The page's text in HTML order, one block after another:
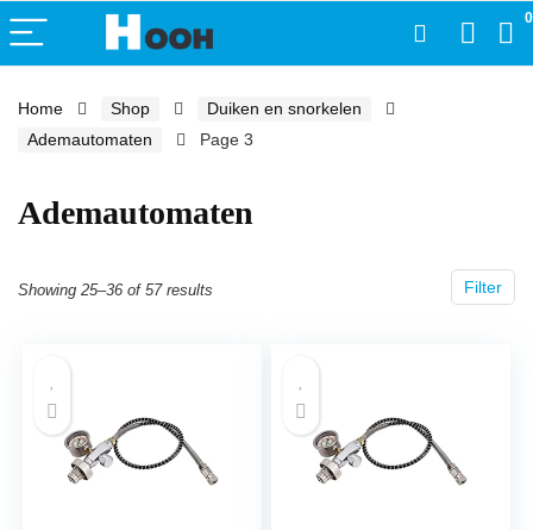
0
Home Shop
Duiken en snorkelen
Ademautomaten
Page 3
Ademautomaten
Filter
Showing 25–36 of 57 results